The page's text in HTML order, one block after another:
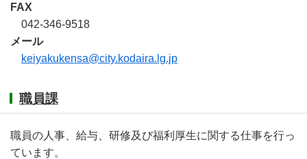
FAX
042-346-9518
メール
keiyakukensa@city.kodaira.lg.jp
職員課
職員の人事、給与、研修及び福利厚生に関する仕事を行っ
ています。